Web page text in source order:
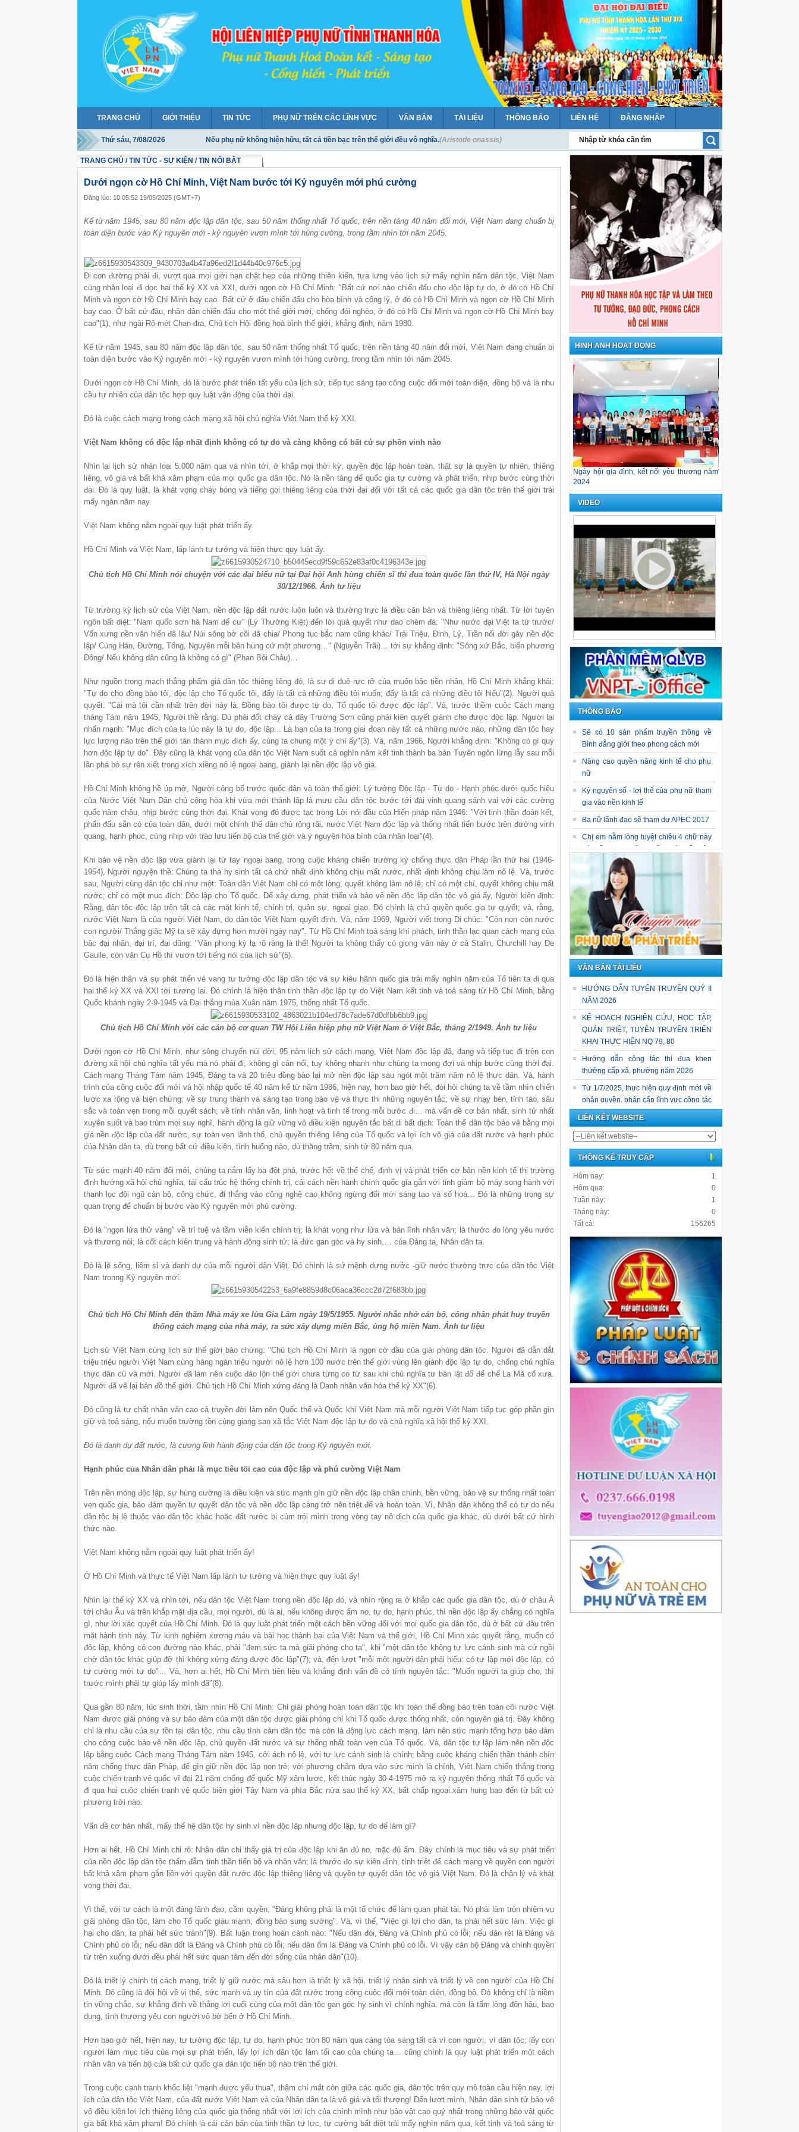
TRANG CHỦ GIỚI THIỆU TIN TỨC PHỤ NỮ TRÊN CÁC LĨNH VỰC VĂN BẢN TÀI LIỆU THÔNG BÁO LIÊN HỆ ĐĂNG NHẬP
Thứ sáu, 7/08/2026 Nếu phụ nữ không hiện hữu, tất cả tiền bạc trên thế giới đều vô nghĩa.(Aristotle onassis)
Mỗi người đàn bà đều có một nét quyến rũ kỳ bí, nếu họ không kiêu hãnh và bướng bỉnh.
Cả cuộc đời của người phụ nữ là một bài lịch sử về những yêu thương.
TRANG CHỦ / TIN TỨC - SỰ KIỆN / TIN NỔI BẬT
Dưới ngọn cờ Hồ Chí Minh, Việt Nam bước tới Kỷ nguyên mới phú cường
Đăng lúc: 10:05:52 19/05/2025 (GMT+7)
Kể từ năm 1945, sau 80 năm độc lập dân tộc, sau 50 năm thống nhất Tổ quốc, trên nền tảng 40 năm đổi mới, Việt Nam đang chuẩn bị
toàn diện bước vào Kỷ nguyên mới - kỷ nguyên vươn mình tới hùng cường, trong tầm nhìn tới năm 2045.
Đi con đường phải đi, vượt qua mọi giới hạn chật hẹp của những thiên kiến, tựa lưng vào lịch sử mấy nghìn năm dân tộc, Việt Nam
cùng nhân loại đi dọc hai thế kỷ XX và XXI, dưới ngọn cờ Hồ Chí Minh: "Bất cứ nơi nào chiến đấu cho độc lập tự do, ở đó có Hồ Chí
Minh và ngọn cờ Hồ Chí Minh bay cao. Bất cứ ở đâu chiến đấu cho hòa bình và công lý, ở đó có Hồ Chí Minh và ngọn cờ Hồ Chí Minh
bay cao. Ở bất cứ đâu, nhân dân chiến đấu cho một thế giới mới, chống đói nghèo, ở đó có Hồ Chí Minh và ngọn cờ Hồ Chí Minh bay
cao"(1), như ngài Rô-mét Chan-đra, Chủ tịch Hội đồng hoà bình thế giới, khẳng định, năm 1980.
Kể từ năm 1945, sau 80 năm độc lập dân tộc, sau 50 năm thống nhất Tổ quốc, trên nền tảng 40 năm đổi mới, Việt Nam đang chuẩn bị
toàn diện bước vào Kỷ nguyên mới - kỷ nguyên vươn mình tới hùng cường, trong tầm nhìn tới năm 2045.
Dưới ngọn cờ Hồ Chí Minh, đó là bước phát triển tất yếu của lịch sử, tiếp tục sáng tạo công cuộc đổi mới toàn diện, đồng bộ và là nhu
cầu tự nhiên của dân tộc hợp quy luật vận động của thời đại.
Đó là cuộc cách mạng trong cách mạng xã hội chủ nghĩa Việt Nam thế kỷ XXI.
Việt Nam không có độc lập nhất định không có tự do và càng không có bất cứ sự phồn vinh nào
Nhìn lại lịch sử nhân loại 5.000 năm qua và nhìn tới, ở khắp mọi thời kỳ, quyền độc lập hoàn toàn, thật sự là quyền tự nhiên, thiêng
liêng, vô giá và bất khả xâm phạm của mọi quốc gia dân tộc. Nó là nền tảng để quốc gia tự cường và phát triển, nhịp bước cùng thời
đại. Đó là quy luật, là khát vọng cháy bỏng và tiếng gọi thiêng liêng của thời đại đối với tất cả các quốc gia dân tộc trên thế giới trải
mấy ngàn năm nay.
Việt Nam không nằm ngoài quy luật phát triển ấy.
Hồ Chí Minh và Việt Nam, lấp lánh tư tưởng và hiện thực quy luật ấy.
Chủ tịch Hồ Chí Minh nói chuyện với các đại biểu nữ tại Đại hội Anh hùng chiến sĩ thi đua toàn quốc lần thứ IV, Hà Nội ngày
30/12/1966. Ảnh tư liệu
Từ trường kỳ lịch sử của Việt Nam, nền độc lập đất nước luôn luôn và thường trực là điều căn bản và thiêng liêng nhất. Từ lời tuyên
ngôn bất diệt: "Nam quốc sơn hà Nam đế cư" (Lý Thường Kiệt) đến lời quả quyết như dao chém đá: "Như nước đại Việt ta từ trước/
Vốn xưng nền văn hiến đã lâu/ Núi sông bờ cõi đã chia/ Phong tục bắc nam cũng khác/ Trải Triệu, Đinh, Lý, Trần nối đời gây nền độc
lập/ Cùng Hán, Đường, Tống, Nguyên mỗi bên hùng cứ một phương…" (Nguyễn Trãi)… tới sự khẳng định: "Sông xứ Bắc, biển phương
Đông/ Nếu không dân cũng là không có gì" (Phan Bội Châu)…
Như nguồn trong mạch thẳng phẩm giá dân tộc thiêng liêng đó, là sự di duệ rực rỡ của muôn bậc tiền nhân, Hồ Chí Minh khẳng khái:
"Tự do cho đồng bào tôi, độc lập cho Tổ quốc tôi, đấy là tất cả những điều tôi muốn; đấy là tất cả những điều tôi hiểu"(2). Người quả
quyết: "Cái mà tôi cần nhất trên đời này là: Đồng bào tôi được tự do, Tổ quốc tôi được độc lập". Và, trước thềm cuộc Cách mạng
tháng Tám năm 1945, Người thề rằng: Dù phải đốt cháy cả dãy Trường Sơn cũng phải kiên quyết giành cho được độc lập. Người lại
nhấn mạnh: "Mục đích của ta lúc này là tự do, độc lập... Là bạn của ta trong giai đoạn này tất cả những nước nào, những dân tộc hay
lực lượng nào trên thế giới tán thành mục đích ấy, cùng ta chung một ý chí ấy"(3). Và, năm 1966, Người khẳng định: "Không có gì quý
hơn độc lập tự do". Đây cũng là khát vọng của dân tộc Việt Nam suốt cả nghìn năm kết tinh thành ba bản Tuyên ngôn lừng lẫy sau mỗi
lần phá bỏ sự rên xiết trong xích xiềng nô lệ ngoại bang, giành lại nền độc lập vô giá.
Hồ Chí Minh không hề úp mở, Người công bố trước quốc dân và toàn thế giới: Lý tưởng Độc lập - Tự do - Hạnh phúc dưới quốc hiệu
của Nước Việt Nam Dân chủ cộng hòa khi vừa mới thành lập là mưu cầu dân tộc bước tới đài vinh quang sánh vai với các cường
quốc năm châu, nhịp bước cùng thời đại. Khát vọng đó được tạc trong Lời nói đầu của Hiến pháp năm 1946: "Với tinh thần đoàn kết,
phấn đấu sẵn có của toàn dân, dưới một chính thể dân chủ rộng rãi, nước Việt Nam độc lập và thống nhất tiến bước trên đường vinh
quang, hạnh phúc, cùng nhịp với trào lưu tiến bộ của thế giới và ý nguyện hòa bình của nhân loại"(4).
Khi bảo vệ nền độc lập vừa giành lại từ tay ngoại bang, trong cuộc kháng chiến trường kỳ chống thực dân Pháp lần thứ hai (1946-
1954), Người nguyện thề: Chúng ta thà hy sinh tất cả chứ nhất định không chịu mất nước, nhất định không chịu làm nô lệ. Và, trước
sau, Người cùng dân tộc chỉ như một: Toàn dân Việt Nam chỉ có một lòng, quyết không làm nô lệ; chỉ có một chí, quyết không chịu mất
nước; chỉ có một mục đích: Độc lập cho Tổ quốc. Để xây dựng, phát triển và bảo vệ nền độc lập dân tộc vô giá ấy, Người kiên định:
Rằng, dân tộc độc lập trên tất cả các mặt kinh tế, chính trị, quân sự, ngoại giao. Đó chính là chủ quyền quốc gia tự quyết; và, rằng,
nước Việt Nam là của người Việt Nam, do dân tộc Việt Nam quyết định. Và, năm 1969, Người viết trong Di chúc: "Còn non còn nước
con người/ Thắng giặc Mỹ ta sẽ xây dựng hơn mười ngày nay". Từ Hồ Chí Minh toả sáng khí phách, tinh thần lạc quan cách mạng của
bậc đại nhân, đại trí, đại dũng: "Văn phong kỳ lạ rõ ràng là thế! Người ta không thấy có giọng văn này ở cả Stalin, Churchill hay De
Gaulle, còn văn Cụ Hồ thì vươn tới tiếng nói của lịch sử"(5).
Đó là hiện thân và sự phát triển vẻ vang tư tưởng độc lập dân tộc và sự kiêu hãnh quốc gia trải mấy nghìn năm của Tổ tiên ta đi qua
hai thế kỷ XX và XXI tới tương lai. Đó chính là hiện thân tinh thần độc lập tự do Việt Nam kết tinh và toả sáng từ Hồ Chí Minh, bằng
Quốc khánh ngày 2-9-1945 và Đại thắng mùa Xuân năm 1975, thống nhất Tổ quốc.
Chủ tịch Hồ Chí Minh với các cán bộ cơ quan TW Hội Liên hiệp phụ nữ Việt Nam ở Việt Bắc, tháng 2/1949. Ảnh tư liệu
Dưới ngọn cờ Hồ Chí Minh, như sông chuyển núi dời, 95 năm lịch sử cách mạng, Việt Nam độc lập đã, đang và tiếp tục đi trên con
đường xã hội chủ nghĩa tất yếu mà nó phải đi, không gì cản nổi, tuy không nhanh như chúng ta mong đợi và nhịp bước cùng thời đại.
Cách mạng Tháng Tám năm 1945, Đảng ta và 20 triệu đồng bào lại mở nền độc lập sau ngót một trăm năm nô lệ thực dân. Và, hành
trình của công cuộc đổi mới và hội nhập quốc tế 40 năm kể từ năm 1986, hiện nay, hơn bao giờ hết, đòi hỏi chúng ta về tầm nhìn chiến
lược xa rộng và biện chứng; về sự trung thành và sáng tạo trong bảo vệ và thực thi những nguyên tắc; về sự nhạy bén, tỉnh táo, sâu
sắc và toàn vẹn trong mỗi quyết sách; về tính nhân văn, linh hoạt và tinh tế trong mỗi bước đi… mà vấn đề cơ bản nhất, sinh tử nhất
xuyên suốt và bao trùm mọi suy nghĩ, hành động là giữ vững vô điều kiện nguyên tắc bất di bất dịch: Toàn thể dân tộc bảo vệ bằng mọi
giá nền độc lập của đất nước, sự toàn vẹn lãnh thổ, chủ quyền thiêng liêng của Tổ quốc và lợi ích vô giá của đất nước và hạnh phúc
của Nhân dân ta, dù trong bất cứ điều kiện, tình huống nào, dù thăng trầm, sinh tử 80 năm qua.
Từ sức mạnh 40 năm đổi mới, chúng ta nắm lấy ba đột phá, trước hết về thể chế, định vị và phát triển cơ bản nền kinh tế thị trường
định hướng xã hội chủ nghĩa, tái cấu trúc hệ thống chính trị, cải cách nền hành chính quốc gia gắn với tinh giảm bộ máy song hành với
thanh lọc đội ngũ cán bộ, công chức, đi thẳng vào công nghệ cao không ngừng đổi mới sáng tạo và số hoá… Đó là những trọng sự
quan trọng để chuẩn bị bước vào Kỷ nguyên mới phú cường.
Đó là "ngọn lửa thử vàng" về trí tuệ và tầm viễn kiến chính trị; là khát vọng như lửa và bản lĩnh nhân văn; là thước đo lòng yêu nước
và thương nòi; là cốt cách kiên trung và hành động sinh tử; là đức gan góc và hy sinh,… của Đảng ta, Nhân dân ta.
Đó là lẽ sống, liêm sỉ và danh dự của mỗi người dân Việt. Đó chính là sứ mệnh dựng nước -giữ nước thường trực của dân tộc Việt
Nam tronng Kỷ nguyên mới.
Chủ tịch Hồ Chí Minh đến thăm Nhà máy xe lửa Gia Lâm ngày 19/5/1955. Người nhắc nhở cán bộ, công nhân phát huy truyền
thống cách mạng của nhà máy, ra sức xây dựng miền Bắc, ủng hộ miền Nam. Ảnh tư liệu
Lịch sử Việt Nam cùng lịch sử thế giới bảo chứng: "Chủ tịch Hồ Chí Minh là ngọn cờ đầu của giải phóng dân tộc. Người đã dẫn dắt
triệu triệu người Việt Nam cùng hàng ngàn triệu người nô lệ hơn 100 nước trên thế giới vùng lên giành độc lập tự do, chống chủ nghĩa
thực dân cũ và mới. Người đã làm nên cuộc đảo lộn thế giới chưa từng có từ sau khi chủ nghĩa tư bản lật đổ đế chế La Mã cổ xưa.
Người đã vẽ lại bản đồ thế giới. Chủ tịch Hồ Chí Minh xứng đáng là Danh nhân văn hóa thế kỷ XX"(6).
Đó cũng là tư chất nhân văn cao cả truyền đời làm nên Quốc thể và Quốc khí Việt Nam mà mỗi người Việt Nam tiếp tục góp phần gìn
giữ và toả sáng, nếu muốn trường tồn cùng giang san xã tắc Việt Nam độc lập tự do và chủ nghĩa xã hội thế kỷ XXI.
Đó là danh dự đất nước, là cương lĩnh hành động của dân tộc trong Kỷ nguyên mới.
Hạnh phúc của Nhân dân phải là mục tiêu tối cao của độc lập và phú cường Việt Nam
Trên nền móng độc lập, sự hùng cường là điều kiện và sức mạnh gìn giữ nền độc lập chân chính, bền vững, bảo vệ sự thống nhất toàn
vẹn quốc gia, bảo đảm quyền tự quyết dân tộc và nền độc lập càng trở nên triệt để và hoàn toàn. Vì, Nhân dân không thể có tự do nếu
dân tộc bị lệ thuộc vào dân tộc khác hoặc đất nước bị cùm trói mình trong vòng tay nô dịch của quốc gia khác, dù dưới bất cứ hình
thức nào.
Việt Nam không nằm ngoài quy luật phát triển ấy!
Ở Hồ Chí Minh và thực tế Việt Nam lấp lánh tư tưởng và hiện thực quy luật ấy!
Nhìn lại thế kỷ XX và nhìn tới, nếu dân tộc Việt Nam trong nền độc lập đó, và nhìn rộng ra ở khắp các quốc gia dân tộc, dù ở châu Á
tới châu Âu và trên khắp mặt địa cầu, mọi người, dù là ai, nếu không được ấm no, tự do, hạnh phúc, thì nền độc lập ấy chẳng có nghĩa
gì, như lời xác quyết của Hồ Chí Minh. Đó là quy luật phát triển một cách bền vững đối với mọi quốc gia dân tộc, dù ở bất cứ đâu trên
mặt hành tinh này. Từ kinh nghiệm xương máu và bài học thành bại của Việt Nam và thế giới, Hồ Chí Minh xác quyết rằng, muốn có
độc lập, không có con đường nào khác, phải "đem sức ta mà giải phóng cho ta", khi "một dân tộc không tự lực cánh sinh mà cứ ngồi
chờ dân tộc khác giúp đỡ thì không xứng đáng được độc lập"(7); và, đến lượt "mỗi một người dân phải hiểu: có tự lập mới độc lập, có
tự cường mới tự do"… Và, hơn ai hết, Hồ Chí Minh tiên liệu và khẳng định vấn đề có tính nguyên tắc: "Muốn người ta giúp cho, thì
trước mình phải tự giúp lấy mình đã"(8).
Qua gần 80 năm, lúc sinh thời, tầm nhìn Hồ Chí Minh: Chỉ giải phóng hoàn toàn dân tộc khi toàn thể đồng bào trên toàn cõi nước Việt
Nam được giải phóng và sự bảo đảm của một dân tộc được giải phóng chỉ khi Tổ quốc được thống nhất, còn nguyên giá trị. Đây không
chỉ là nhu cầu của sự tồn tại dân tộc, nhu cầu tình cảm dân tộc mà còn là động lực cách mạng, làm nên sức mạnh tổng hợp bảo đảm
cho công cuộc bảo vệ nền độc lập, chủ quyền đất nước và sự thống nhất toàn vẹn của Tổ quốc. Và, dân tộc tự lập làm nên nền độc
lập bằng cuộc Cách mạng Tháng Tám năm 1945, cởi ách nô lệ, với tự lực cánh sinh là chính; bằng cuộc kháng chiến thần thánh chín
năm chống thực dân Pháp, để gìn giữ nền độc lập non trẻ; với phương châm dựa vào sức mình là chính, Việt Nam chiến thắng trong
cuộc chiến tranh vệ quốc vĩ đại 21 năm chống đế quốc Mỹ xâm lược, kết thúc ngày 30-4-1975 mở ra kỷ nguyên thống nhất Tổ quốc và
đi qua hai cuộc chiến tranh vệ quốc biên giới Tây Nam và phía Bắc nửa sau thế kỷ XX, bất chấp ngoại xâm hung bạo đến từ bất cứ
phương trời nào.
Vấn đề cơ bản nhất, mấy thế hệ dân tộc hy sinh vì nền độc lập nhưng độc lập, tự do để làm gì?
Hơn ai hết, Hồ Chí Minh chỉ rõ: Nhân dân chỉ thấy giá trị của độc lập khi ăn đủ no, mặc đủ ấm. Đây chính là mục tiêu và sự phát triển
của nền độc lập dân tộc thấm đẫm tinh thần tiến bộ và nhân văn; là thước đo sự kiên định, tính triệt để cách mạng về quyền con người
bất khả xâm phạm gắn liền với quyền đất nước độc lập thiêng liêng và quyền tự quyết dân tộc vô giá Việt Nam. Đó là chân lý và khát
vọng thời đại.
Vì thế, với tư cách là một đảng lãnh đạo, cầm quyền, "Đảng không phải là một tổ chức để làm quan phát tài. Nó phải làm tròn nhiệm vụ
giải phóng dân tộc, làm cho Tổ quốc giàu mạnh, đồng bào sung sướng". Và, vì thế, "Việc gì lợi cho dân, ta phải hết sức làm. Việc gì
hại cho dân, ta phải hết sức tránh"(9). Bất luận trong hoàn cảnh nào: "Nếu dân đói, Đảng và Chính phủ có lỗi; nếu dân rét là Đảng và
Chính phủ có lỗi; nếu dân dốt là Đảng và Chính phủ có lỗi; nếu dân ốm là Đảng và Chính phủ có lỗi. Vì vậy cán bộ Đảng và chính quyền
từ trên xuống dưới đều phải hết sức quan tâm đến đời sống của nhân dân"(10).
Đó là triết lý chính trị cách mạng, triết lý giữ nước mà sâu hơn là triết lý xã hội, triết lý nhân sinh và triết lý về con người của Hồ Chí
Minh. Đó cũng là đòi hỏi về vị thế, sức mạnh và uy tín của đất nước trong công cuộc đổi mới toàn diện, đồng bộ. Đó không chỉ là niềm
tin vững chắc, sự khẳng định về thắng lợi cuối cùng của một dân tộc gan góc hy sinh vì chính nghĩa, mà còn là tấm lòng đôn hậu, bao
dung, tình thương yêu con người vô bờ bến ở Hồ Chí Minh.
Hơn bao giờ hết, hiện nay, tư tưởng độc lập, tự do, hạnh phúc tròn 80 năm qua càng tỏa sáng tất cả vì con người, vì dân tộc; lấy con
người làm mục tiêu của mọi sự phát triển, lấy lợi ích dân tộc làm tối cao của chúng ta… cũng chính là quy luật phát triển một cách
nhân văn và tiến bộ của bất cứ quốc gia dân tộc tiến bộ nào trên thế giới.
Trong cuộc cạnh tranh khốc liệt "mạnh được yếu thua", thậm chí mất còn giữa các quốc gia, dân tộc trên quy mô toàn cầu hiện nay, lợi
ích của dân tộc Việt Nam, của đất nước Việt Nam và của Nhân dân ta là vô giá và tối thượng! Đến lượt mình, Nhân dân sinh tử bảo vệ
vô điều kiện lợi ích thiêng liêng của quốc gia thống nhất với lợi ích của chính mình như bảo vật cao quý nhất trong những bảo vật quốc
gia bất khả xâm phạm! Đó chính là cái căn bản của tinh thần tự lực, tự cường bất diệt trải mấy nghìn năm qua, kết tinh và toả sáng từ
HÌNH ẢNH HOẠT ĐỘNG
Phụ nữ Thanh Hóa với vệ sinh an toàn thực
phẩm
Ngày hội gia đình, kết nối yêu thương năm
2024
“Hướng dương đón
VIDEO
THÔNG BÁO
Sẽ có 10 sản phẩm truyền thông về
Bình đẳng giới theo phong cách mới
Nâng cao quyền năng kinh tế cho phụ
nữ
Kỷ nguyên số - lợi thế của phụ nữ tham
gia vào nền kinh tế
Ba nữ lãnh đạo sẽ tham dự APEC 2017
Chị em nằm lòng tuyệt chiêu 4 chữ này
cũng phải ngả mũ kính phục vợ!
VĂN BẢN TÀI LIỆU
HƯỚNG DẪN TUYÊN TRUYỀN QUÝ II
NĂM 2026
KẾ HOẠCH NGHIÊN CỨU, HỌC TẬP,
QUÁN TRIỆT, TUYÊN TRUYỀN TRIỂN
KHAI THỰC HIỆN NQ 79, 80
Hướng dẫn công tác thi đua khen
thưởng cấp xã, phường năm 2026
Từ 1/7/2025, thực hiện quy định mới về
phân quyền, phân cấp lĩnh vực công tác
dân tộc, tín ngưỡng, tôn giáo
CẨM NANG NHẬN DIỆN VÀ PHÒNG
CHỐNG LỪA ĐẢO TRỰC TUYẾN
LIÊN KẾT WEBSITE
THỐNG KÊ TRUY CẬP
Hôm nay:
1
Hôm qua:
0
Tuần này:
1
Tháng này:
0
Tất cả:
156265